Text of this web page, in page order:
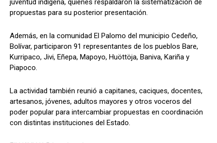
juventud indígena, quienes respaldaron la sistematización de
propuestas para su posterior presentación.
Además, en la comunidad El Palomo del municipio Cedeño,
Bolívar, participaron 91 representantes de los pueblos Bare,
Kurripaco, Jivi, Eñepa, Mapoyo, Huöttöja, Baniva, Kariña y
Piapoco.
La actividad también reunió a capitanes, caciques, docentes,
artesanos, jóvenes, adultos mayores y otros voceros del
poder popular para intercambiar propuestas en coordinación
con distintas instituciones del Estado.